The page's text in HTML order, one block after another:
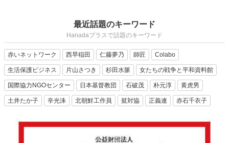
最近話題のキーワード
Hanadaプラスで話題のキーワード
赤いネットワーク 西早稲田 仁藤夢乃 師匠 Colabo
生活保護ビジネス 片山さつき 杉田水脈 女たちの戦争と平和資料館
国際協力NGOセンター 日本基督教団 石破茂 朴元淳 黄虎男
土井たか子 辛光洙 北朝鮮工作員 挺対協 正義連 赤石千衣子